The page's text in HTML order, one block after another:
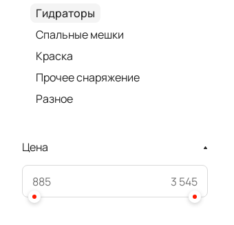
Гидраторы
Спальные мешки
Краска
Прочее снаряжение
Разное
Цена